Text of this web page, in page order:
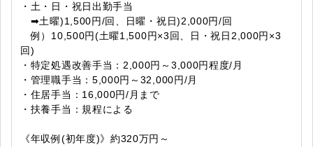
・土・日・祝日出勤手当
➡土曜)1,500円/回、日曜・祝日)2,000円/回
例）10,500円(土曜1,500円×3回、日・祝日2,000円×3
回)
・特定処遇改善手当：2,000円～3,000円程度/月
・管理職手当：5,000円～32,000円/月
・住居手当：16,000円/月まで
・扶養手当：規程による
《年収例(初年度)》約320万円～